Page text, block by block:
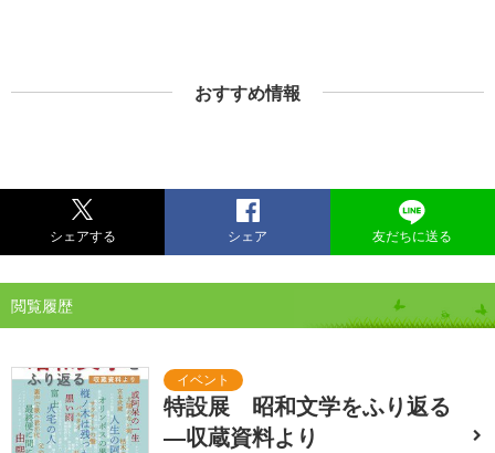
おすすめ情報
シェアする シェア 友だちに送る
閲覧履歴
特設展 昭和文学をふり返る
―収蔵資料より